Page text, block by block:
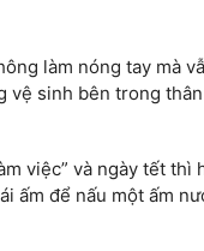
làm nóng tay mà
vệ sinh bên trong
việc” và ngày tết thì
ấm để nấu một ấm